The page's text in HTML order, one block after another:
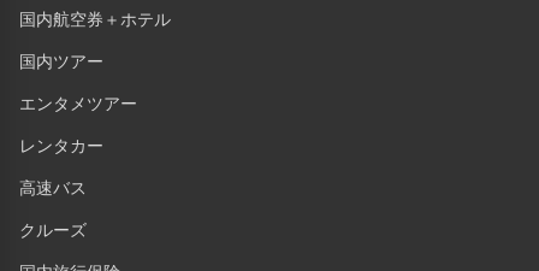
国内航空券＋ホテル
国内ツアー
エンタメツアー
レンタカー
高速バス
クルーズ